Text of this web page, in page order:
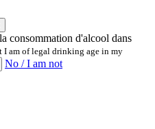
consommation d'alcool dans
I am of legal drinking age in my
No / I am not